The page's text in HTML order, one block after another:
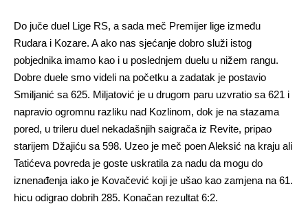
Do juče duel Lige RS, a sada meč Premijer lige između
Rudara i Kozare. A ako nas sjećanje dobro služi istog
pobjednika imamo kao i u poslednjem duelu u nižem rangu.
Dobre duele smo videli na početku a zadatak je postavio
Smiljanić sa 625. Miljatović je u drugom paru uzvratio sa 621 i
napravio ogromnu razliku nad Kozlinom, dok je na stazama
pored, u trileru duel nekadašnjih saigrača iz Revite, pripao
starijem Džajiću sa 598. Uzeo je meč poen Aleksić na kraju ali
Tatićeva povreda je goste uskratila za nadu da mogu do
iznenađenja iako je Kovačević koji je ušao kao zamjena na 61.
hicu odigrao dobrih 285. Konačan rezultat 6:2.